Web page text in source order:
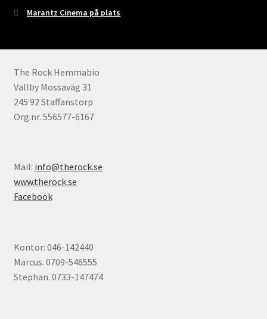
Marantz Cinema på plats
The Rock Hemmabio
Vallby Mossaväg 31
245 92 Staffanstorp
Org.nr. 556577-6167
Mail: info@therock.se
www.therock.se
Facebook
Kontor: 046-142440
Marcus. 0709-546555
Stephan. 0733-147474